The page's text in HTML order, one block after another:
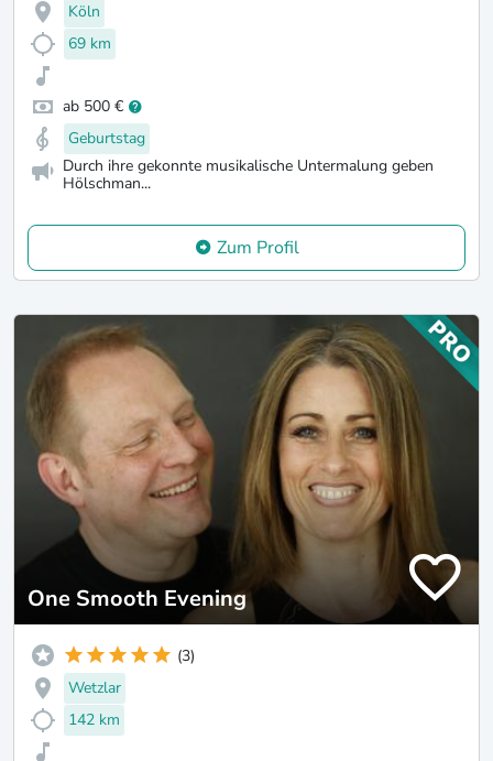
Köln
69 km
ab 500 €
Geburtstag
Durch ihre gekonnte musikalische Untermalung geben
Hölschman...
Zum Profil
One Smooth Evening
(3)
Wetzlar
142 km